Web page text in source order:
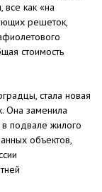
все как «на
решеток,
стоимость
стала новая
Она заменила
подвале жилого
объектов,